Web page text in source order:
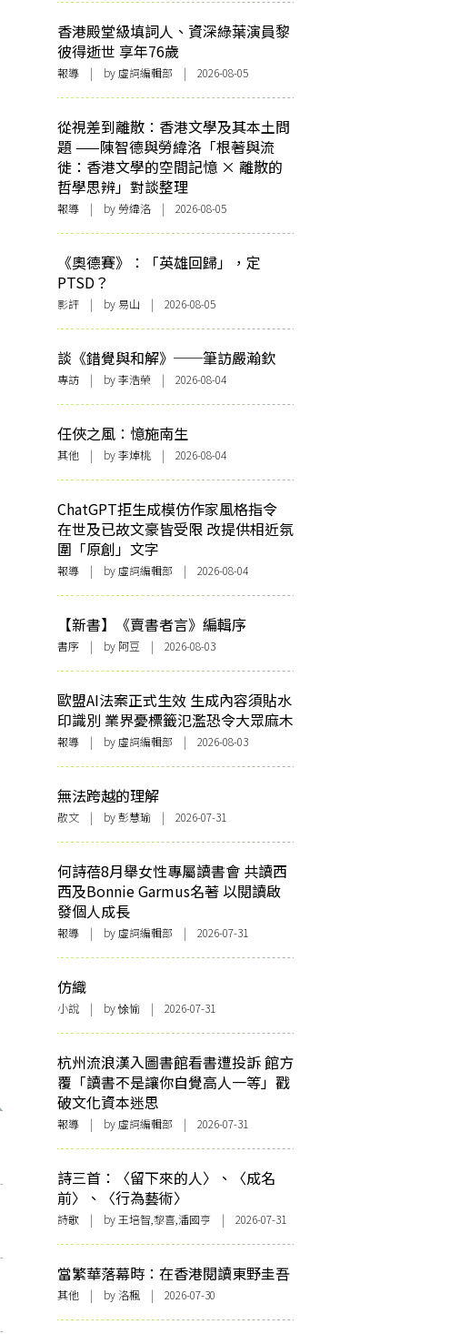
香港殿堂級填詞人、資深綠葉演員黎
彼得逝世 享年76歲
報導 | by 虛詞編輯部 | 2026-08-05
從視差到離散：香港文學及其本土問
題 ——陳智德與勞緯洛「根著與流
徙：香港文學的空間記憶 × 離散的
哲學思辨」對談整理
報導 | by 勞緯洛 | 2026-08-05
《奧德賽》：「英雄回歸」，定
PTSD？
影評 | by 易山 | 2026-08-05
談《錯覺與和解》──筆訪嚴瀚欽
專訪 | by 李浩榮 | 2026-08-04
任俠之風：憶施南生
其他 | by 李焯桃 | 2026-08-04
ChatGPT拒生成模仿作家風格指令
在世及已故文豪皆受限 改提供相近氛
圍「原創」文字
報導 | by 虛詞編輯部 | 2026-08-04
【新書】《賣書者言》編輯序
書序 | by 阿豆 | 2026-08-03
歐盟AI法案正式生效 生成內容須貼水
印識別 業界憂標籤氾濫恐令大眾麻木
報導 | by 虛詞編輯部 | 2026-08-03
無法跨越的理解
散文 | by 彭慧瑜 | 2026-07-31
何詩蓓8月舉女性專屬讀書會 共讀西
西及Bonnie Garmus名著 以閱讀啟
發個人成長
報導 | by 虛詞編輯部 | 2026-07-31
仿織
小說 | by 悇愉 | 2026-07-31
杭州流浪漢入圖書館看書遭投訴 館方
覆「讀書不是讓你自覺高人一等」戳
破文化資本迷思
報導 | by 虛詞編輯部 | 2026-07-31
詩三首：〈留下來的人〉、〈成名
前〉、〈行為藝術〉
詩歌 | by 王培智,黎喜,潘國亨 | 2026-07-31
當繁華落幕時：在香港閱讀東野圭吾
其他 | by洛楓 | 2026-07-30